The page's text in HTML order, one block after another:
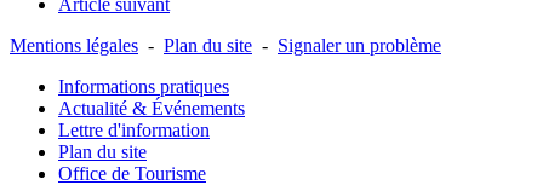
Mentions légales - Plan du site - Signaler un problème
Informations pratiques
Actualité & Événements
Lettre d'information
Plan du site
Office de Tourisme